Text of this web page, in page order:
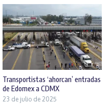
Transportistas ‘ahorcan’ entradas
de Edomex a CDMX
23 de julio de 2025